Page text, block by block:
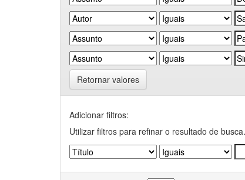
Retornar valores
Adicionar filtros:
Utilizar filtros para refinar o resultado de busca.